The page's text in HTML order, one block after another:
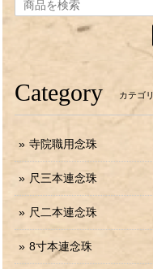
Category カテゴ
寺院職用念珠
尺三本連念珠
尺二本連念珠
8寸本連念珠